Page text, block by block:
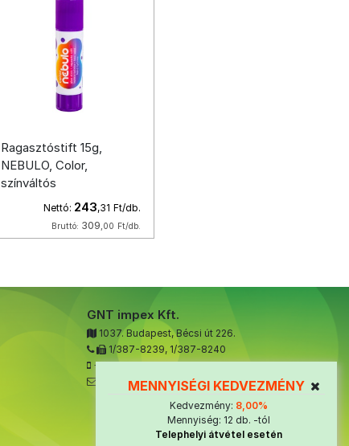
MENNYISÉGI KEDVEZMÉNY
Kedvezmény: 8,00%
Mennyiség: 12 db. -tól
Telephelyi átvétel esetén
Ragasztóstift 15g,
NEBULO, Color,
színváltós
Nettó: 243,31 Ft/db.
Bruttó: 309,00 Ft/db.
GNT impex Kft.
1037. Budapest, Bécsi út 226.
1/387-8239, 1/387-8240
+36 70 323 3879
ugyfelszolgalat@gnt-impex.hu